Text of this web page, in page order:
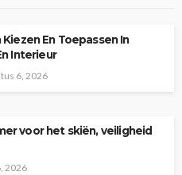
En Toepassen In
Interieur
6, 2026
voor het skiën, veiligheid
2026